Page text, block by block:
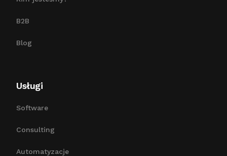
B2B
Blog
Usługi
Software
Consulting
Automatyzacje